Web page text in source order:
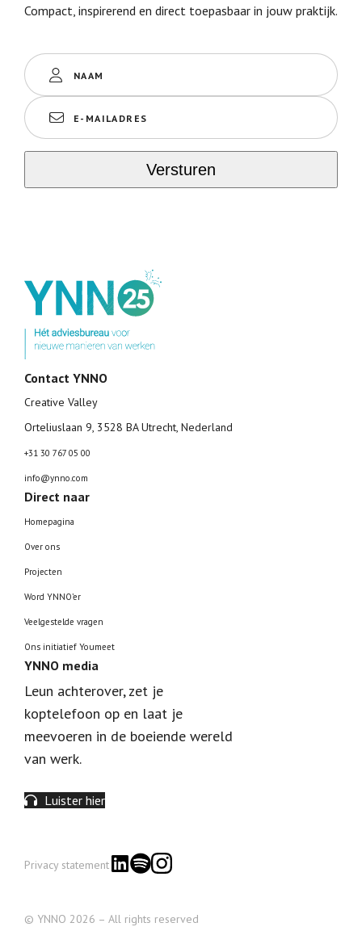
Compact, inspirerend en direct toepasbaar in jouw praktijk.
Naam
E-
mailadres(Vereist)
Contact YNNO
Creative Valley
Orteliuslaan 9, 3528 BA Utrecht, Nederland
+31 30 767 05 00
info@ynno.com
Direct naar
Homepagina
Over ons
Projecten
Word YNNO’er
Veelgestelde vragen
Ons initiatief Youmeet
YNNO media
Leun achterover, zet je
koptelefoon op en laat je
meevoeren in de boeiende wereld
van werk.
Luister hier
© YNNO 2026 – All rights reserved
Privacy statement